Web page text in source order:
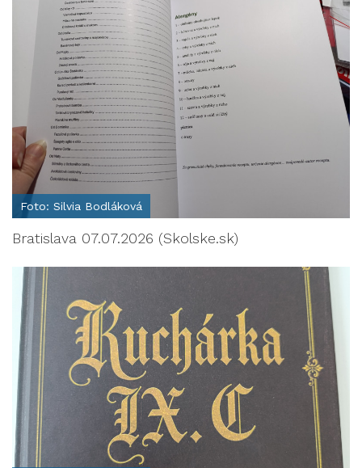
Foto: Silvia Bodláková
Bratislava 07.07.2026 (Skolske.sk)